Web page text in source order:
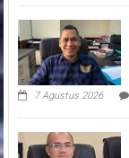
7 Agustus 2026